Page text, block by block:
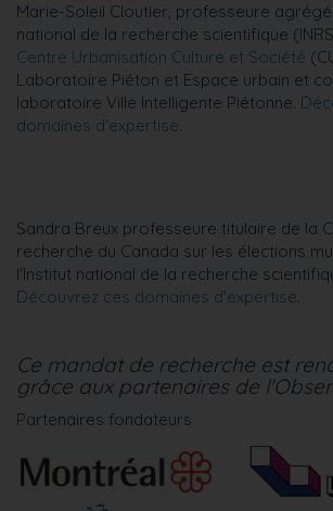
Marie-Soleil Cloutier, professeure
national de la recherche scientifique
Centre Urbanisation Culture et Société
Laboratoire Piéton et Espace urbain et
laboratoire Ville Intelligente Piétonne.
domaines d'expertise.
Sandra Breux professeure titulaire de la
recherche du Canada sur les élections
l'Institut national de la recherche
Découvrez ces domaines d'expertise.
Ce mandat de recherche est
grâce aux partenaires de
Partenaires fondateurs